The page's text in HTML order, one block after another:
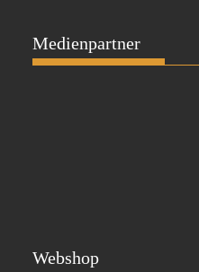
Medienpartner
Webshop